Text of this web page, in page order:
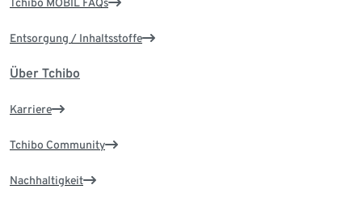
Tchibo MOBIL FAQs
Entsorgung / Inhaltsstoffe
Über Tchibo
Karriere
Tchibo Community
Nachhaltigkeit